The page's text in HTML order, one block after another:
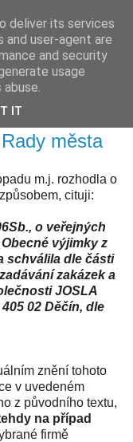
města
m.j. rozhodla o
cituji:
o veřejných
výjimky z
schválila dle části
zakázek a
JOSLA
02 Děčín, dle
znění tohoto
v uvedeném
z původního textu,
na případ
firmě
deliver its services
and user-agent are
and security
usage
IT